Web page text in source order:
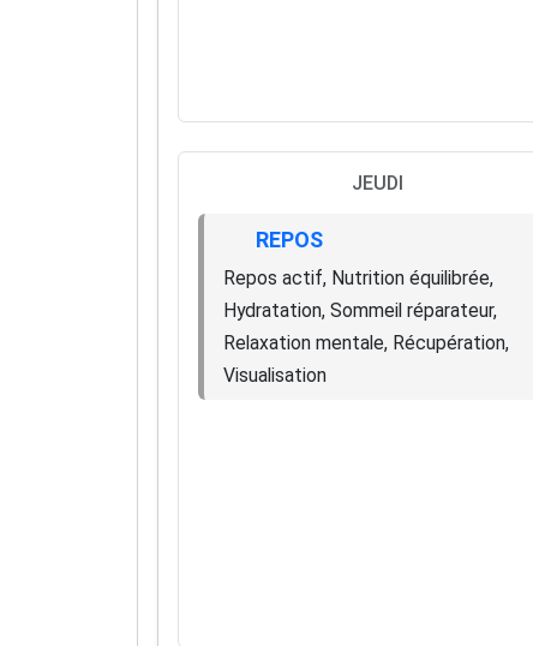
JEUDI
REPOS
Repos actif, Nutrition équilibrée,
Hydratation, Sommeil réparateur,
Relaxation mentale, Récupération,
Visualisation